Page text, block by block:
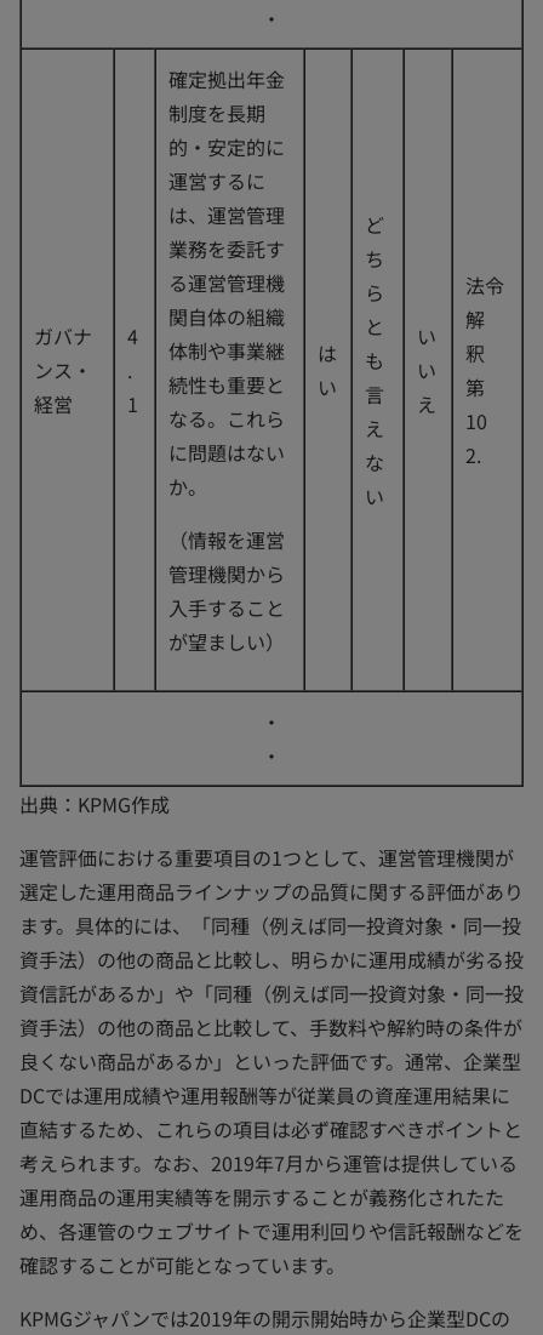
・
ガバナ
ンス・
経営
4
.
1
確定拠出年金
制度を長期
的・安定的に
運営するに
は、運営管理
業務を委託す
る運営管理機
関自体の組織
体制や事業継
続性も重要と
なる。これら
に問題はない
か。
（情報を運営
管理機関から
入手すること
が望ましい）
は
い
ど
ち
ら
と
も
言
え
な
い
い
い
え
法令
解
釈
第
10
2.
・
・
出典：KPMG作成
運管評価における重要項目の1つとして、運営管理機関が
選定した運用商品ラインナップの品質に関する評価があり
ます。具体的には、「同種（例えば同一投資対象・同一投
資手法）の他の商品と比較し、明らかに運用成績が劣る投
資信託があるか」や「同種（例えば同一投資対象・同一投
資手法）の他の商品と比較して、手数料や解約時の条件が
良くない商品があるか」といった評価です。通常、企業型
DCでは運用成績や運用報酬等が従業員の資産運用結果に
直結するため、これらの項目は必ず確認すべきポイントと
考えられます。なお、2019年7月から運管は提供している
運用商品の運用実績等を開示することが義務化されたた
め、各運管のウェブサイトで運用利回りや信託報酬などを
確認することが可能となっています。
KPMGジャパンでは2019年の開示開始時から企業型DCの